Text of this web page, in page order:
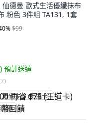
德曼 歐式生活優纖抹布
粉色 3件組 TA131, 1套
%$99
預計送達
7)
再省 $75 (王道卡)
饋